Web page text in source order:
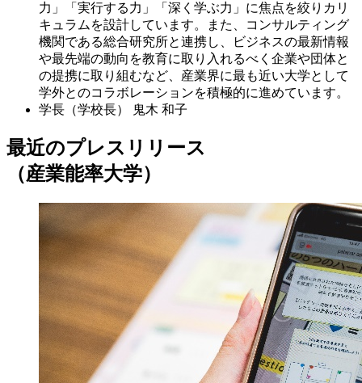
力」「実行する力」「深く学ぶ力」に焦点を絞りカリ
キュラムを設計しています。また、コンサルティング
機関である総合研究所と連携し、ビジネスの最新情報
や最先端の動向を教育に取り入れるべく企業や団体と
の提携に取り組むなど、産業界に最も近い大学として
学外とのコラボレーションを積極的に進めています。
学長（学校長）
鬼木 和子
最近のプレスリリース
（産業能率大学）